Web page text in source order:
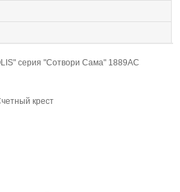
серия "Сотвори Сама" 1889АС
крест